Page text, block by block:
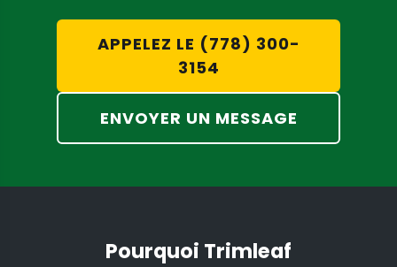
APPELEZ LE (778) 300-
3154
ENVOYER UN MESSAGE
Pourquoi Trimleaf